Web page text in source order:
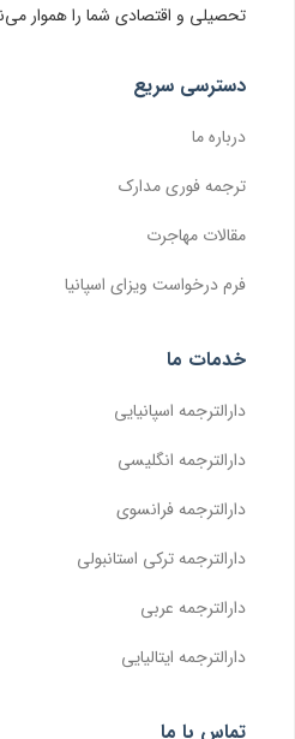
تحصیلی و اقتصادی شما را هموار
دسترسی سریع
درباره ما
ترجمه فوری مدارک
مقالات مهاجرت
فرم درخواست ویزای اسپانیا
خدمات ما
دارالترجمه اسپانیایی
دارالترجمه انگلیسی
دارالترجمه فرانسوی
دارالترجمه ترکی استانبولی
دارالترجمه عربی
دارالترجمه ایتالیایی
تماس با ما